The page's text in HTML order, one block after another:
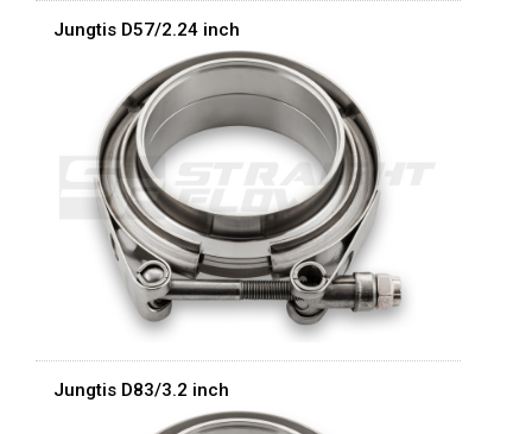
Jungtis D57/2.24 inch
Jungtis D83/3.2 inch